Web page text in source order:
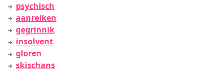
psychisch
aanreiken
gegrinnik
insolvent
gloren
skischans